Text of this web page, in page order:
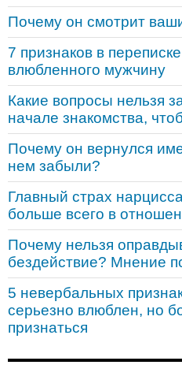
Почему он смотрит
7 признаков в
влюбленного мужчину
Какие вопросы нельзя
начале знакомства,
Почему он вернулся
нем забыли?
Главный страх
больше всего в
Почему нельзя
бездействие? Мнение
5 невербальных
серьезно влюблен, но
признаться